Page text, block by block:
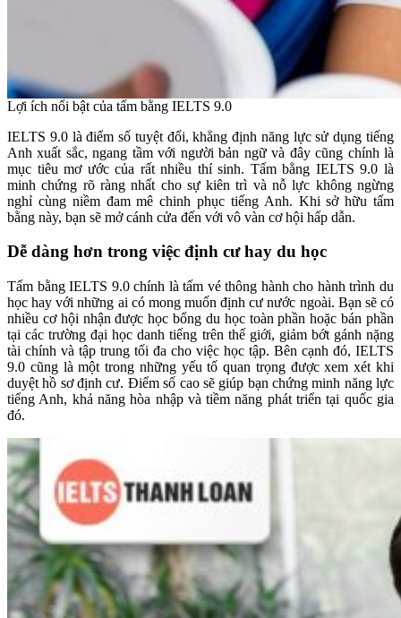
Lợi ích nổi bật của tấm bằng IELTS 9.0
IELTS 9.0 là điểm số tuyệt đối, khẳng định năng lực sử dụng tiếng
Anh xuất sắc, ngang tầm với người bản ngữ và đây cũng chính là
mục tiêu mơ ước của rất nhiều thí sinh. Tấm bằng IELTS 9.0 là
minh chứng rõ ràng nhất cho sự kiên trì và nỗ lực không ngừng
nghỉ cùng niềm đam mê chinh phục tiếng Anh. Khi sở hữu tấm
bằng này, bạn sẽ mở cánh cửa đến với vô vàn cơ hội hấp dẫn.
Dễ dàng hơn trong việc định cư hay du học
Tấm bằng IELTS 9.0 chính là tấm vé thông hành cho hành trình du
học hay với những ai có mong muốn định cư nước ngoài. Bạn sẽ có
nhiều cơ hội nhận được học bổng du học toàn phần hoặc bán phần
tại các trường đại học danh tiếng trên thế giới, giảm bớt gánh nặng
tài chính và tập trung tối đa cho việc học tập. Bên cạnh đó, IELTS
9.0 cũng là một trong những yếu tố quan trọng được xem xét khi
duyệt hồ sơ định cư. Điểm số cao sẽ giúp bạn chứng minh năng lực
tiếng Anh, khả năng hòa nhập và tiềm năng phát triển tại quốc gia
đó.